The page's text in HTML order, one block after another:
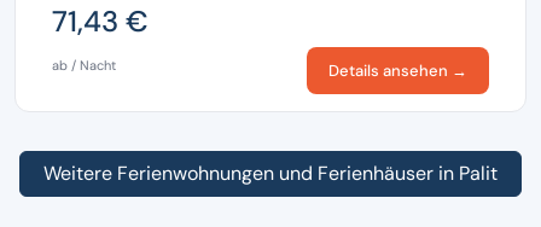
71,43 €
ab / Nacht Details ansehen →
Weitere Ferienwohnungen und Ferienhäuser in Palit